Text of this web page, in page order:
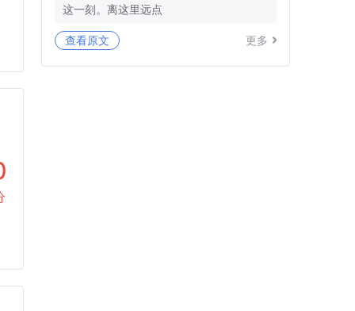
这一刻。离这里远点
查看原文 更多